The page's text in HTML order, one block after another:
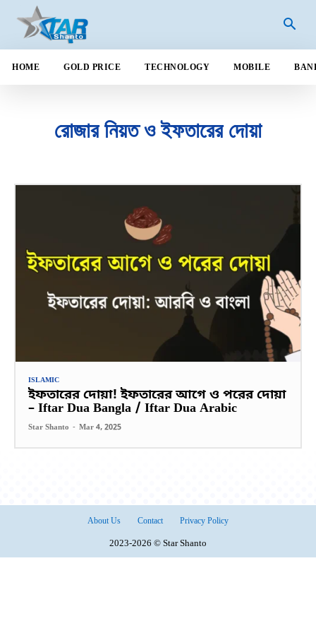
HOME GOLD PRICE TECHNOLOGY MOBILE
রোজার নিয়ত ও ইফতারের দোয়া
ISLAMIC
ইফতারের দোয়া! ইফতারের আগে ও পরের দোয়া
– Iftar Dua Bangla / Iftar Dua Arabic
Star Shanto - Mar 4, 2025
About Us Contact Privacy Policy
2023-2026 © Star Shanto